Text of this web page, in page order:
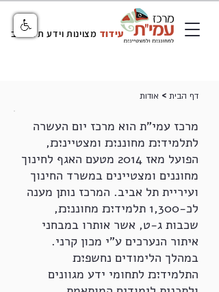
עידוד מצוינות וידע תל אביב
דף הבית > אודות
מרכז עמי"ת הוא מרכז יום העשרה
לתלמיד׊׉ מחוננ׊׉ ומצטיינ׊׉,
הפועל מאז 2014 מטעם האגף לחינוך
מחוננים ומצטיינים במשרד החינוך
ועיריית תל אביב. המרכז נותן מענה
לכ-1,300 תלמיד׊׉ מחוננ׊׉,
שכבות ג-ט, אשר אותרו במבחני
איתור הנערכים ע"י מכון קרני.
במהלך הלימודים נחשפ׊׉
התלמיד׊׉ לתחומי ידע מגוונים